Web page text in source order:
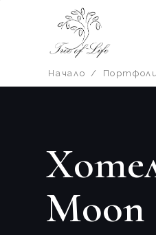
Начало /